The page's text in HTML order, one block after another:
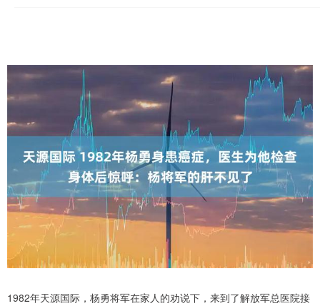
1982年天源国际，杨勇将军在家人的劝说下，来到了解放军总医院接